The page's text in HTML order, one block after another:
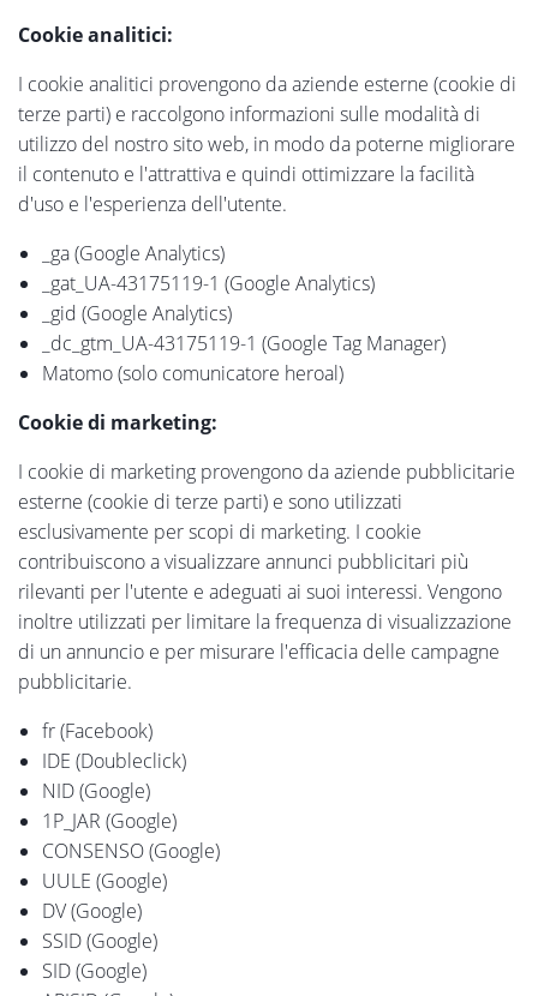
Cookie analitici:
I cookie analitici provengono da aziende esterne (cookie di
terze parti) e raccolgono informazioni sulle modalità di
utilizzo del nostro sito web, in modo da poterne migliorare
il contenuto e l'attrattiva e quindi ottimizzare la facilità
d'uso e l'esperienza dell'utente.
_ga (Google Analytics)
_gat_UA-43175119-1 (Google Analytics)
_gid (Google Analytics)
_dc_gtm_UA-43175119-1 (Google Tag Manager)
Matomo (solo comunicatore heroal)
Cookie di marketing:
I cookie di marketing provengono da aziende pubblicitarie
esterne (cookie di terze parti) e sono utilizzati
esclusivamente per scopi di marketing. I cookie
contribuiscono a visualizzare annunci pubblicitari più
rilevanti per l'utente e adeguati ai suoi interessi. Vengono
inoltre utilizzati per limitare la frequenza di visualizzazione
di un annuncio e per misurare l'efficacia delle campagne
pubblicitarie.
fr (Facebook)
IDE (Doubleclick)
NID (Google)
1P_JAR (Google)
CONSENSO (Google)
UULE (Google)
DV (Google)
SSID (Google)
SID (Google)